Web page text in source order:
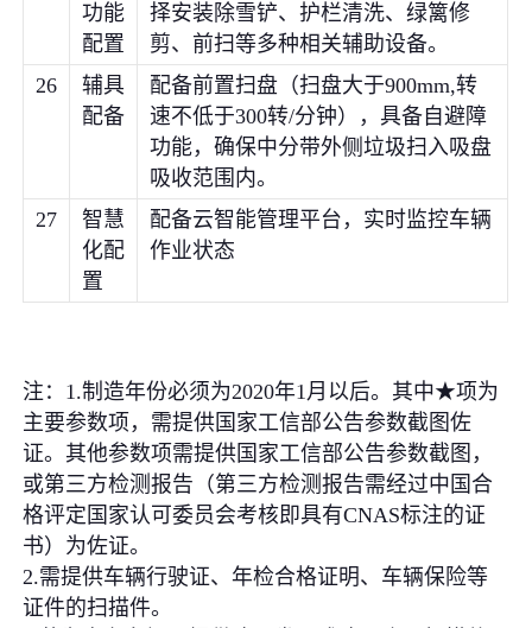
功能
配置
择安装除雪铲、护栏清洗、绿篱修
剪、前扫等多种相关辅助设备。
26
辅具
配备
配备前置扫盘（扫盘大于900mm,转
速不低于300转/分钟），具备自避障
功能，确保中分带外侧垃圾扫入吸盘
吸收范围内。
27
智慧
化配
置
配备云智能管理平台，实时监控车辆
作业状态
注：1.制造年份必须为2020年1月以后。其中★项为
主要参数项，需提供国家工信部公告参数截图佐
证。其他参数项需提供国家工信部公告参数截图，
或第三方检测报告（第三方检测报告需经过中国合
格评定国家认可委员会考核即具有CNAS标注的证
书）为佐证。
2.需提供车辆行驶证、年检合格证明、车辆保险等
证件的扫描件。